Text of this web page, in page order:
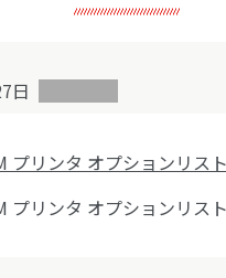
日
プリンタ オプションリスト
プリンタ オプションリスト